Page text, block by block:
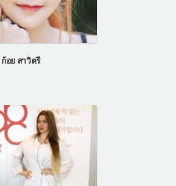
ก้อย สาวิตรี